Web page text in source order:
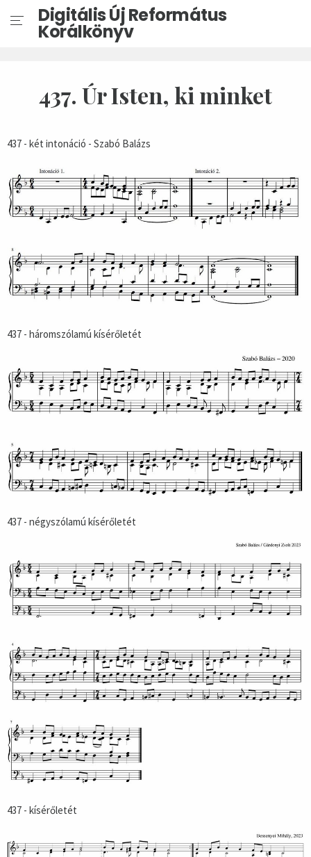
Digitális Új Református
Korálkönyv
437. Úr Isten, ki minket
437 - két intonáció - Szabó Balázs
437 - háromszólamú kísérőletét
437 - négyszólamú kísérőletét
437 - kísérőletét